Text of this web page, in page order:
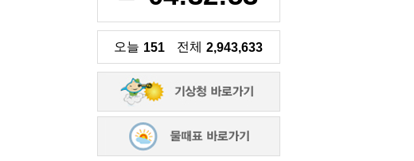
오늘 151 전체 2,943,633